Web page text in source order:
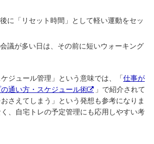
に「リセット時間」として軽い運動をセッ
議が多い日は、その前に短いウォーキング
ケジュール管理」という意味では、「仕事が
通い方・スケジュール術
」で紹介されて
さえてしまう」という発想も参考になりま
、自宅トレの予定管理にも応用しやすい考